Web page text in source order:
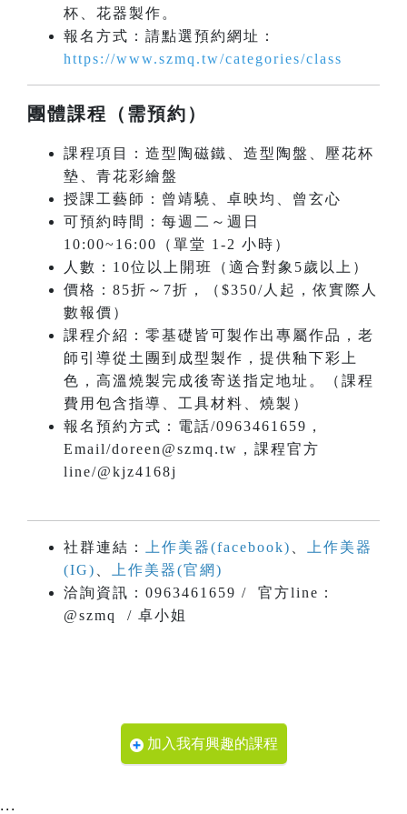
杯、花器製作。
報名方式：請點選預約網址：
https://www.szmq.tw/categories/class
團體課程（需預約）
課程項目：造型陶磁鐵、造型陶盤、壓花杯
墊、青花彩繪盤
授課工藝師：曾靖驍、卓映均、曾玄心
可預約時間：每週二～週日
10:00~16:00（單堂 1-2 小時）
人數：10位以上開班（適合對象5歲以上）
價格：85折～7折，（$350/人起，依實際人
數報價）
課程介紹：零基礎皆可製作出專屬作品，老
師引導從土團到成型製作，提供釉下彩上
色，高溫燒製完成後寄送指定地址。（課程
費用包含指導、工具材料、燒製）
報名預約方式：電話/0963461659，
Email/doreen@szmq.tw，課程官方
line/@kjz4168j
社群連結： 上作美器(facebook)
上作美器
(IG)
上作美器(官網)
洽詢資訊：0963461659 / 官方line：
@szmq / 卓小姐
加入我有興趣的課程